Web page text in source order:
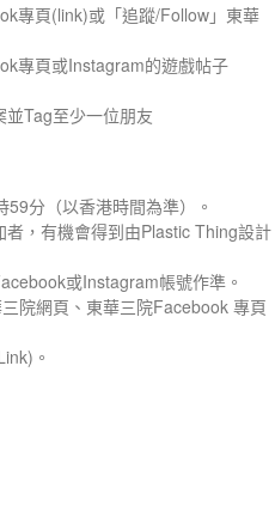
專頁(link)或「追蹤/Follow」東華
專頁或Instagram的遊戲帖子
Tag至少一位朋友
分（以香港時間為準）。
，有機會得到由Plastic Thing設計
或Instagram帳號作準。
院網頁、東華三院Facebook 專頁
。